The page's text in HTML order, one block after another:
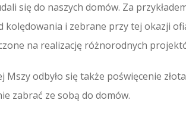
się do naszych domów. Za
kolędowania i zebrane przy tej okazji
na realizację różnorodnych
Mszy odbyło się także poświęcenie
zabrać ze sobą do domów.